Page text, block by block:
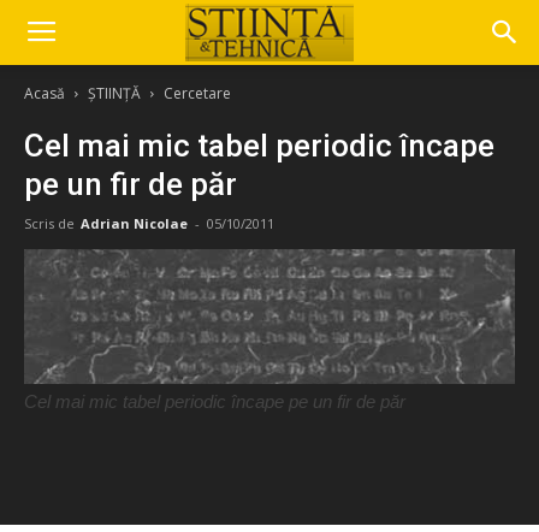
Acasă ȘTIINȚĂ Cercetare
Cel mai mic tabel periodic încape
pe un fir de păr
Scris de Adrian Nicolae - 05/10/2011
Cel mai mic tabel periodic încape pe un fir de păr